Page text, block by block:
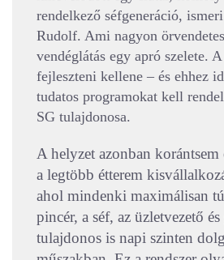
rendelkező séfgeneráció,
Rudolf. Ami nagyon
vendéglátás egy apró szelete.
fejleszteni kellene – és ehhez
tudatos programokat kell
SG tulajdonosa.
A helyzet azonban korántsem
a legtöbb étterem
ahol mindenki maximálisan
pincér, a séf, az üzletvezető
tulajdonos is napi szinten